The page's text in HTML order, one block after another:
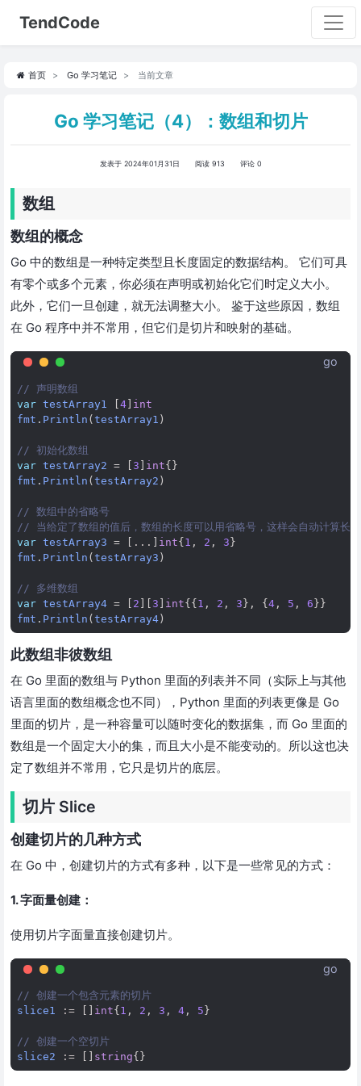
TendCode
首页 Go 学习笔记 当前文章
Go 学习笔记（4）：数组和切片
发表于 2024年01月31日 阅读 913 评论 0
数组
数组的概念
Go 中的数组是一种特定类型且长度固定的数据结构。 它们可具
有零个或多个元素，你必须在声明或初始化它们时定义大小。
此外，它们一旦创建，就无法调整大小。 鉴于这些原因，数组
在 Go 程序中并不常用，但它们是切片和映射的基础。
go
// 声明数组
var testArray1 [4] int
fmt . Println (testArray1 )
// 初始化数组
var testArray2 = [3 ] int{}
fmt . Println (testArray2 )
// 数组中的省略号
// 当给定了数组的值后，数组的长度可以用省略号，这样会自动计算长度
var testArray3 = [ ... ] int{1 , 2 , 3}
fmt . Println (testArray3 )
// 多维数组
var testArray4 = [ 2 ][3 ] int{{1 , 2 , 3}, {4 , 5 , 6}}
fmt . Println (testArray4)
此数组非彼数组
在 Go 里面的数组与 Python 里面的列表并不同（实际上与其他
语言里面的数组概念也不同），Python 里面的列表更像是 Go
里面的切片，是一种容量可以随时变化的数据集，而 Go 里面的
数组是一个固定大小的集，而且大小是不能变动的。所以这也决
定了数组并不常用，它只是切片的底层。
切片 Slice
创建切片的几种方式
在 Go 中，创建切片的方式有多种，以下是一些常见的方式：
1. 字面量创建：
使用切片字面量直接创建切片。
go
// 创建一个包含元素的切片
slice1
:= int{ 1 , 2 , 3 , 4 , 5 }
// 创建一个空切片
slice2
:= string{}